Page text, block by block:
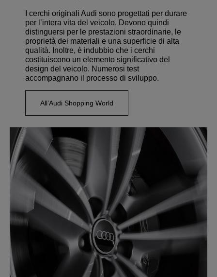
I cerchi originali Audi sono progettati per durare
per l’intera vita del veicolo. Devono quindi
distinguersi per le prestazioni straordinarie, le
proprietà dei materiali e una superficie di alta
qualità. Inoltre, è indubbio che i cerchi
costituiscono un elemento significativo del
design del veicolo. Numerosi test
accompagnano il processo di sviluppo.
All’Audi Shopping World